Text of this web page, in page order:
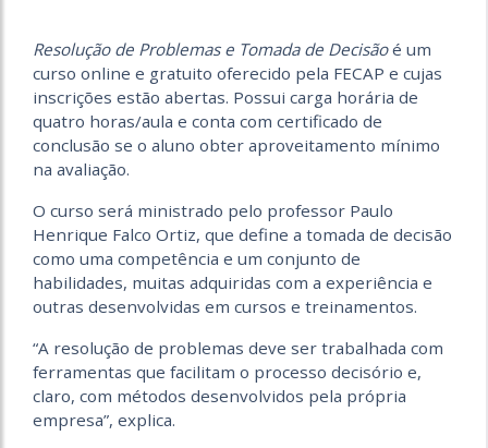
Resolução de Problemas e Tomada de Decisãoé um
curso online e gratuito oferecido pela FECAP e cujas
inscrições estão abertas. Possui carga horária de
quatro horas/aula e conta com certificado de
conclusão se o aluno obter aproveitamento mínimo
na avaliação.
O curso será ministrado pelo professor Paulo
Henrique Falco Ortiz, que define a tomada de decisão
como uma competência e um conjunto de
habilidades, muitas adquiridas com a experiência e
outras desenvolvidas em cursos e treinamentos.
“A resolução de problemas deve ser trabalhada com
ferramentas que facilitam o processo decisório e,
claro, com métodos desenvolvidos pela própria
empresa”, explica.